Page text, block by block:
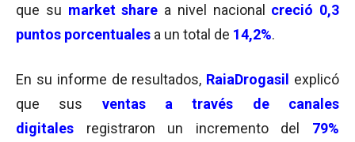
que su market share a nivel nacional creció 0,3
puntos porcentuales a un total de 14,2%.
En su informe de resultados, RaiaDrogasil
explicó
que sus ventas a través de canales
digitales registraron un incremento del 79%